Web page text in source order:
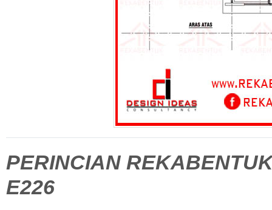
PERINCIAN
E226